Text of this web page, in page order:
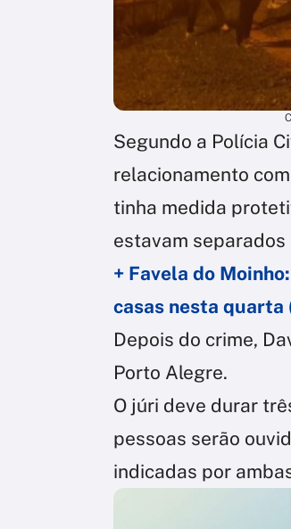
Segundo a Polícia
relacionamento
tinha medida
estavam
+ Favela do
casas nesta quarta
Depois do crime,
Porto Alegre.
O júri deve durar
pessoas serão
indicadas por